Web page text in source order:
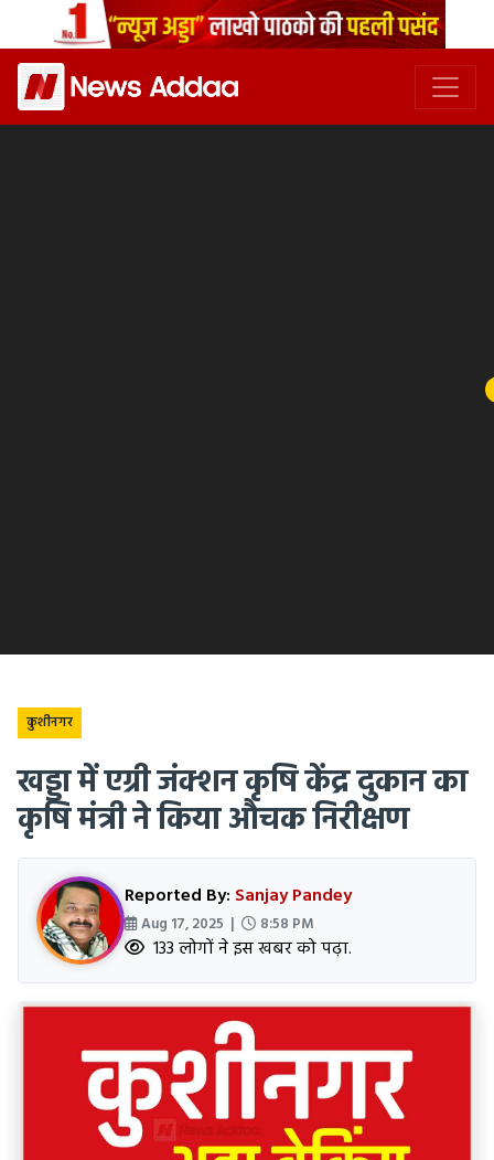
कुशीनगर
खड्डा में एग्री जंक्शन कृषि केंद्र दुकान का
कृषि मंत्री ने किया औचक निरीक्षण
Reported By: Sanjay Pandey
Aug 17, 2025 | 8:58 PM
133 लोगों ने इस खबर को पढ़ा.